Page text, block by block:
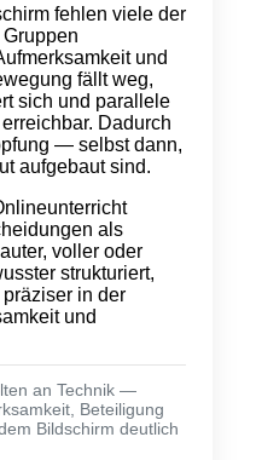
fehlen viele der
und
fällt weg,
sich und parallele
Dadurch
— selbst dann,
aufgebaut sind.
als
voller oder
strukturiert,
in der
und
an Technik —
Beteiligung
Bildschirm deutlich